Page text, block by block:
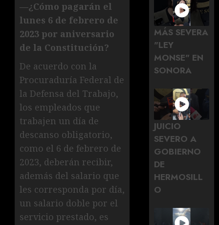
—¿Cómo pagarán el
lunes 6 de febrero de
2023 por aniversario
de la Constitución?
De acuerdo con la
Procuraduría Federal de
la Defensa del Trabajo,
los empleados que
trabajen un día de
descanso obligatorio,
como el 6 de febrero de
2023, deberán recibir,
además del salario que
les corresponda por día,
un salario doble por el
servicio prestado, es
MÁS SEVERA
"LEY
MONSE" EN
SONORA
JUICIO
SEVERO A
GOBIERNO
DE
HERMOSILL
O